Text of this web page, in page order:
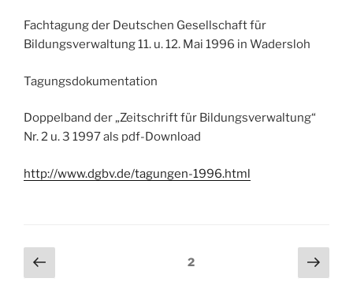
Fachtagung der Deutschen Gesellschaft für
Bildungsverwaltung 11. u. 12. Mai 1996 in Wadersloh
Tagungsdokumentation
Doppelband der „Zeitschrift für Bildungsverwaltung“
Nr. 2 u. 3 1997 als pdf-Download
http://www.dgbv.de/tagungen-1996.html
Beitragsnavigation
Vorherige
Seite2